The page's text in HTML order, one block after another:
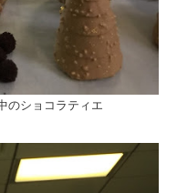
のショコラティエ